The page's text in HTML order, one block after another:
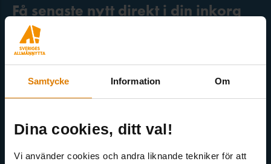
Samtycke Information Om
Dina cookies, ditt val!
Vi använder cookies och andra liknande tekniker för att
Få senaste nytt direkt i din inkorg
Här kan du välja att prenumerera på våra olika nyhetsbrev och
utskick. Nyheter från Sveriges Allmännytta, Allmännyttan
Akademi, Allmännyttans Klimatinitiativ och för dig som är
medlem finns även nyhetsbrev inom olika ämnen.